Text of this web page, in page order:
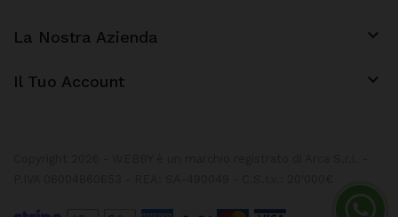
La Nostra Azienda 
Il Tuo Account keyboard_arrow_down